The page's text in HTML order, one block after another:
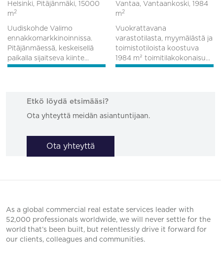
Helsinki, Pitäjänmäki, 15000
m 2
Uudiskohde Valimo
ennakkomarkkinoinnissa.
Pitäjänmäessä, keskeisellä
paikalla sijaitseva kiinte...
Vantaa, Vantaankoski, 1984
m 2
Vuokrattavana
varastotilasta, myymälästä ja
toimistotiloista koostuva
1984 m² toimitilakokonaisu...
Etkö löydä etsimääsi?
Ota yhteyttä meidän asiantuntijaan.
Ota yhteyttä
As a global commercial real estate services leader with
52,000 professionals worldwide, we will never settle for the
world that’s been built, but relentlessly drive it forward for
our clients, colleagues and communities.